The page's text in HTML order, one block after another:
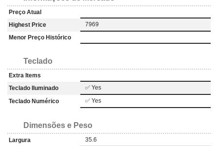
Preço Atual
Highest Price
7969
Menor Preço Histórico
Teclado
Extra Items
Teclado Iluminado
✅ Yes
Teclado Numérico
✅ Yes
Dimensões e Peso
Largura
35.6